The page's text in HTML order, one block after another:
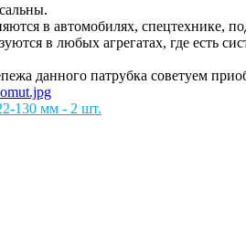
в автомобилях, спецтехнике,
в любых агрегатах, где есть
данного патрубка советуем
130 мм - 2 шт.